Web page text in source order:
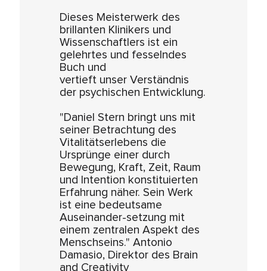
Dieses Meisterwerk des
brillanten Klinikers und
Wissenschaftlers ist ein
gelehrtes und fesselndes
Buch und
vertieft unser Verständnis
der psychischen Entwicklung.
"Daniel Stern bringt uns mit
seiner Betrachtung des
Vitalitätserlebens die
Ursprünge einer durch
Bewegung, Kraft, Zeit, Raum
und Intention konstituierten
Erfahrung näher. Sein Werk
ist eine bedeutsame
Auseinander-setzung mit
einem zentralen Aspekt des
Menschseins." Antonio
Damasio, Direktor des Brain
and Creativity